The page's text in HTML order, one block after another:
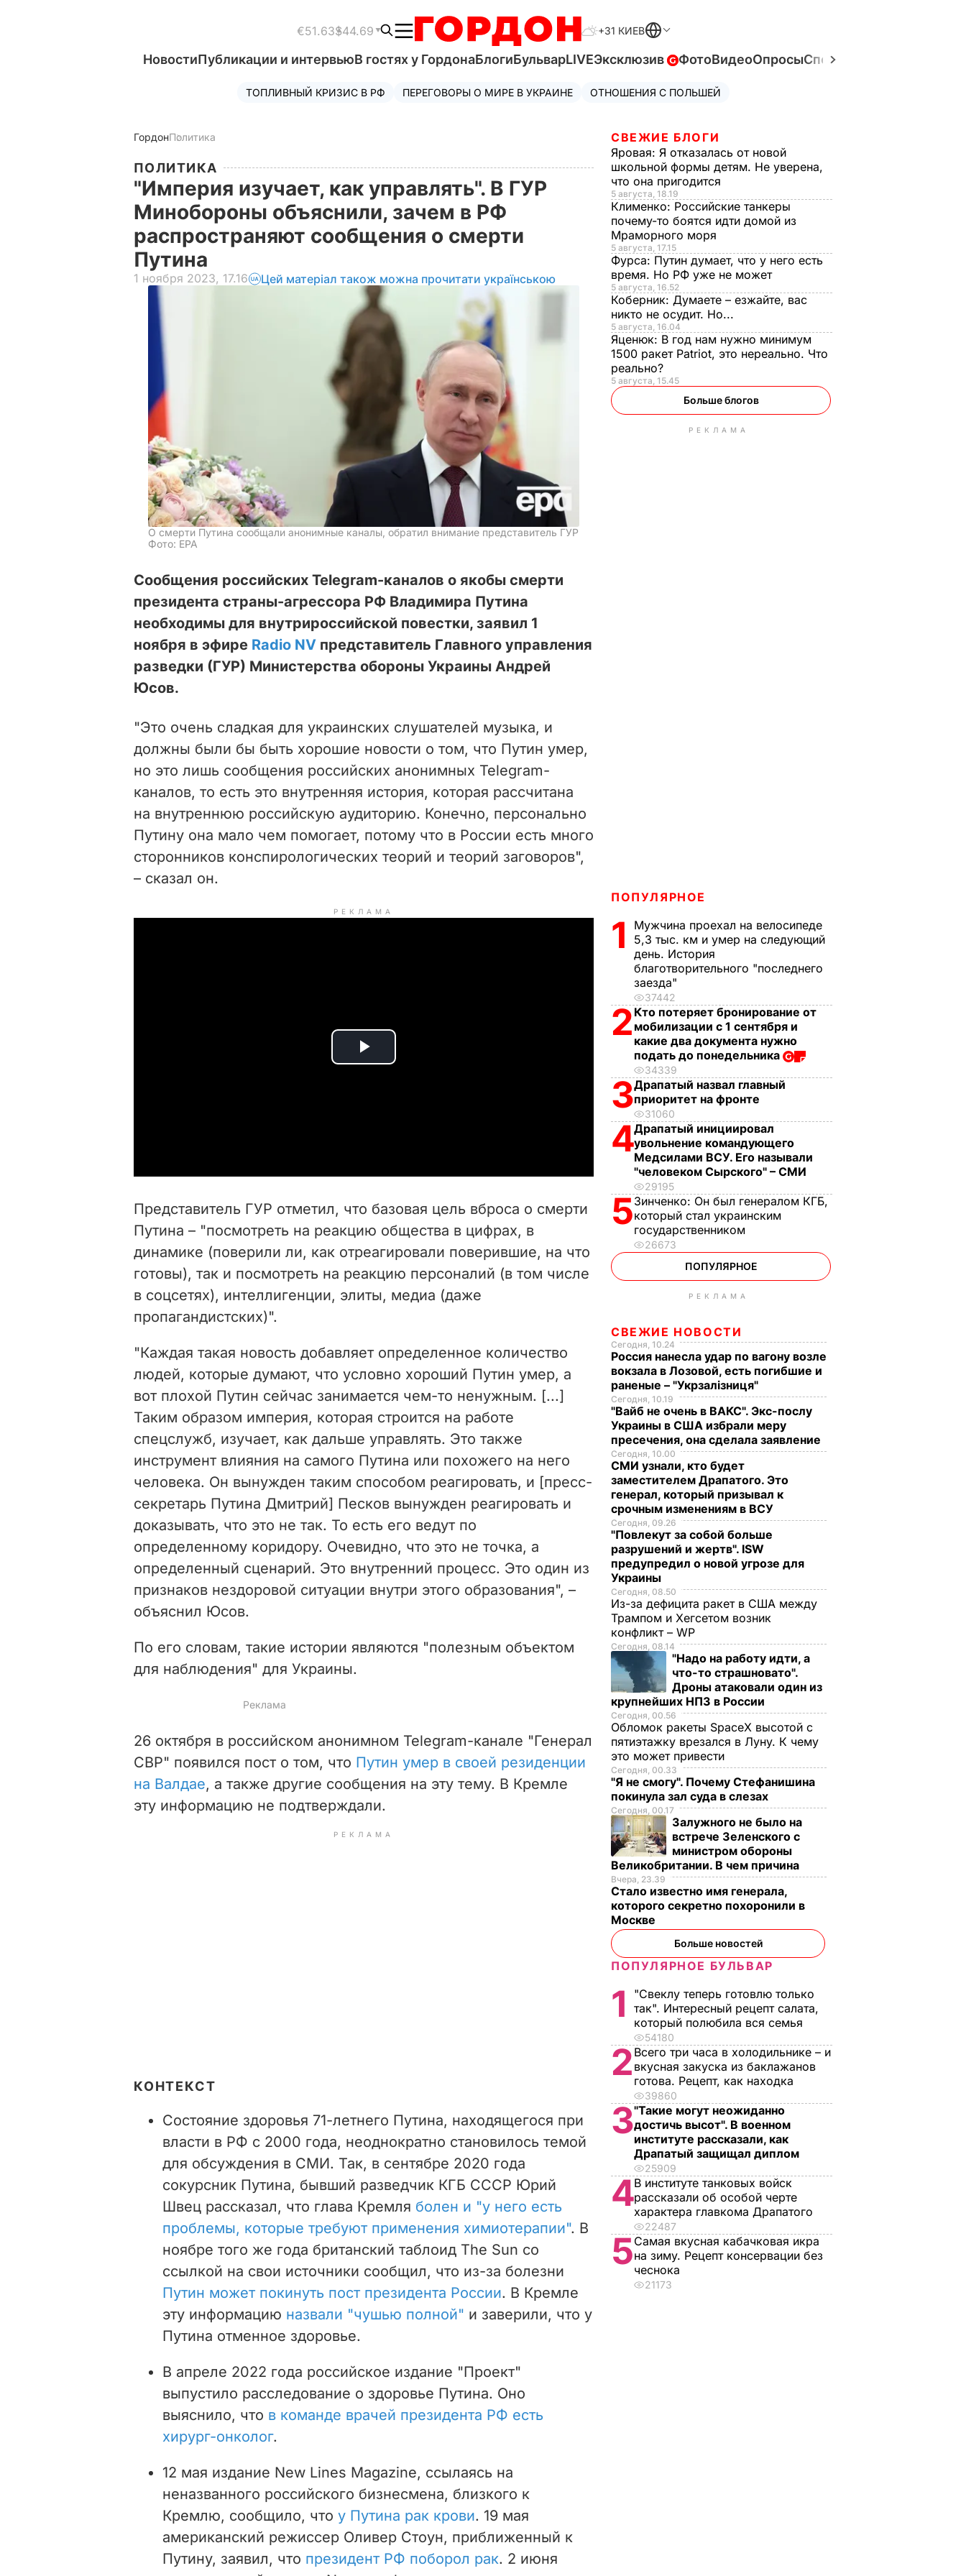
€51.63$44.69 +31 КИЕВ
НовостиПубликации и интервьюВ гостях у ГордонаБлогиБульварLIVEЭксклюзив ФотоВидеоОпросыСпецпроекты
ТОПЛИВНЫЙ КРИЗИС В РФ ПЕРЕГОВОРЫ О МИРЕ В УКРАИНЕ ОТНОШЕНИЯ С ПОЛЬШЕЙ
ГордонПолитика
ПОЛИТИКА
"Империя изучает, как управлять". В ГУР
Минобороны объяснили, зачем в РФ
распространяют сообщения о смерти
Путина
1 ноября 2023, 17.16 Цей матеріал також можна прочитати українською
О смерти Путина сообщали анонимные каналы, обратил внимание представитель ГУР
Фото: ЕРА
Сообщения российских Telegram-каналов о якобы смерти
президента страны-агрессора РФ Владимира Путина
необходимы для внутрироссийской повестки, заявил 1
ноября в эфире Radio NV представитель Главного управления
разведки (ГУР) Министерства обороны Украины Андрей
Юсов.
"Это очень сладкая для украинских слушателей музыка, и
должны были бы быть хорошие новости о том, что Путин умер,
но это лишь сообщения российских анонимных Telegram-
каналов, то есть это внутренняя история, которая рассчитана
на внутреннюю российскую аудиторию. Конечно, персонально
Путину она мало чем помогает, потому что в России есть много
сторонников конспирологических теорий и теорий заговоров",
– сказал он.
РЕКЛАМА
P
i
d
e
Представитель ГУР отметил, что базовая цель вброса о смерти
Путина – "посмотреть на реакцию общества в цифрах, в
динамике (поверили ли, как отреагировали поверившие, на что
готовы), так и посмотреть на реакцию персоналий (в том числе
в соцсетях), интеллигенции, элиты, медиа (даже
пропагандистских)".
"Каждая такая новость добавляет определенное количество
людей, которые думают, что условно хороший Путин умер, а
вот плохой Путин сейчас занимается чем-то ненужным. [...]
Таким образом империя, которая строится на работе
спецслужб, изучает, как дальше управлять. Это также
инструмент влияния на самого Путина или похожего на него
человека. Он вынужден таким способом реагировать, и [пресс-
секретарь Путина Дмитрий] Песков вынужден реагировать и
доказывать, что это не так. То есть его ведут по
определенному коридору. Очевидно, что это не точка, а
определенный сценарий. Это внутренний процесс. Это один из
признаков нездоровой ситуации внутри этого образования", –
объяснил Юсов.
По его словам, такие истории являются "полезным объектом
для наблюдения" для Украины.
26 октября в российском анонимном Telegram-канале "Генерал
СВР" появился пост о том, что Путин умер в своей резиденции
на Валдае, а также другие сообщения на эту тему. В Кремле
эту информацию не подтверждали.
РЕКЛАМА
КОНТЕКСТ
Состояние здоровья 71-летнего Путина, находящегося при
власти в РФ с 2000 года, неоднократно становилось темой
для обсуждения в СМИ. Так, в сентябре 2020 года
сокурсник Путина, бывший разведчик КГБ СССР Юрий
Швец рассказал, что глава Кремля болен и "у него есть
проблемы, которые требуют применения химиотерапии". В
ноябре того же года британский таблоид The Sun со
ссылкой на свои источники сообщил, что из-за болезни
Путин может покинуть пост президента России. В Кремле
эту информацию назвали "чушью полной" и заверили, что у
Путина отменное здоровье.
В апреле 2022 года российское издание "Проект"
выпустило расследование о здоровье Путина. Оно
выяснило, что в команде врачей президента РФ есть
хирург-онколог.
12 мая издание New Lines Magazine, ссылаясь на
неназванного российского бизнесмена, близкого к
Кремлю, сообщило, что у Путина рак крови. 19 мая
американский режиссер Оливер Стоун, приближенный к
Путину, заявил, что президент РФ поборол рак. 2 июня
СВЕЖИЕ БЛОГИ
Яровая: Я отказалась от новой
школьной формы детям. Не уверена,
что она пригодится
5 августа, 18.19
Клименко: Российские танкеры
почему-то боятся идти домой из
Мраморного моря
5 августа, 17.15
Фурса: Путин думает, что у него есть
время. Но РФ уже не может
5 августа, 16.52
Коберник: Думаете – езжайте, вас
никто не осудит. Но...
5 августа, 16.04
Яценюк: В год нам нужно минимум
1500 ракет Patriot, это нереально. Что
реально?
5 августа, 15.45
Больше блогов
РЕКЛАМА
ПОПУЛЯРНОЕ
1
Мужчина проехал на велосипеде
5,3 тыс. км и умер на следующий
день. История
благотворительного "последнего
заезда"
37442
2 Кто потеряет бронирование от
мобилизации с 1 сентября и
какие два документа нужно
подать до понедельника
34339
3Драпатый назвал главный
приоритет на фронте
31060
4Драпатый инициировал
увольнение командующего
Медсилами ВСУ. Его называли
"человеком Сырского" – СМИ
29195
5Зинченко: Он был генералом КГБ,
который стал украинским
государственником
26673
ПОПУЛЯРНОЕ
РЕКЛАМА
СВЕЖИЕ НОВОСТИ
Сегодня, 10.24
Россия нанесла удар по вагону возле
вокзала в Лозовой, есть погибшие и
раненые – "Укрзалізниця"
Сегодня, 10.19
"Вайб не очень в ВАКС". Экс-послу
Украины в США избрали меру
пресечения, она сделала заявление
Сегодня, 10.00
СМИ узнали, кто будет
заместителем Драпатого. Это
генерал, который призывал к
срочным изменениям в ВСУ
Сегодня, 09.26
"Повлекут за собой больше
разрушений и жертв". ISW
предупредил о новой угрозе для
Украины
Сегодня, 08.50
Из-за дефицита ракет в США между
Трампом и Хегсетом возник
конфликт – WP
Сегодня, 08.14
"Надо на работу идти, а
что-то страшновато".
Дроны атаковали один из
крупнейших НПЗ в России
Сегодня, 00.56
Обломок ракеты SpaceX высотой с
пятиэтажку врезался в Луну. К чему
это может привести
Сегодня, 00.33
"Я не смогу". Почему Стефанишина
покинула зал суда в слезах
Сегодня, 00.17
Залужного не было на
встрече Зеленского с
министром обороны
Великобритании. В чем причина
Вчера, 23.39
Стало известно имя генерала,
которого секретно похоронили в
Москве
Больше новостей
ПОПУЛЯРНОЕ БУЛЬВАР
1
"Свеклу теперь готовлю только
так". Интересный рецепт салата,
который полюбила вся семья
54180
2 Всего три часа в холодильнике – и
вкусная закуска из баклажанов
готова. Рецепт, как находка
39860
3"Такие могут неожиданно
достичь высот". В военном
институте рассказали, как
Драпатый защищал диплом
25909
4В институте танковых войск
рассказали об особой черте
характера главкома Драпатого
22487
5Самая вкусная кабачковая икра
на зиму. Рецепт консервации без
чеснока
21173